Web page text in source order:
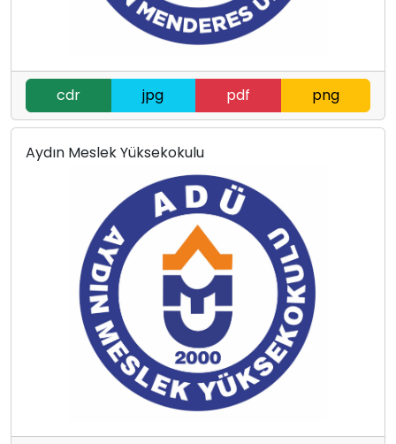
cdr jpg pdf png
Aydın Meslek Yüksekokulu